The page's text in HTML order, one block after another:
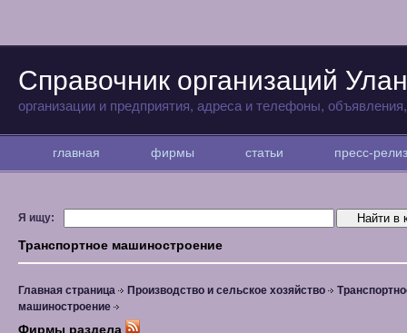
Справочник организаций
организации и предприятия, адреса и телефоны,
главная фирмы статьи пресс-
Я ищу:
Транспортное машиностроение
Главная страница Производство и сельское хозяйство
машиностроение
Фирмы раздела